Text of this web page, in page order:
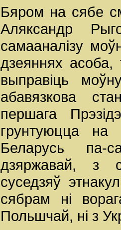
Бяром на сябе
Аляксандр
самааналізу
дзеяннях
выправіць
абавязкова
першага
грунтуюцца на
Беларусь па-
дзяржавай, з
суседзяў
сябрам ні
Польшчай, ні з